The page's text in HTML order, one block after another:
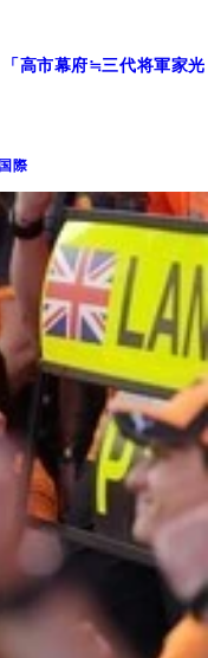
「高市幕府≒三代将軍家光
際